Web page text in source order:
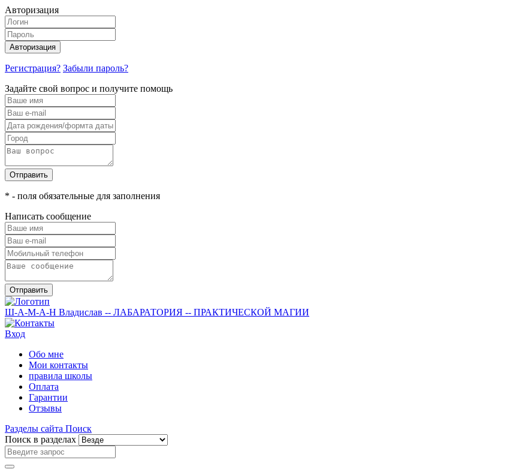
Авторизация
Авторизация
Регистрация? Забыли пароль?
Задайте свой вопрос и получите помощь
Отправить
* - поля обязательные для заполнения
Написать сообщение
Отправить
Ш-А-М-А-Н Владислав -- ЛАБАРАТОРИЯ -- ПРАКТИЧЕСКОЙ МАГИИ
Вход
Обо мне
Мои контакты
правила школы
Оплата
Гарантии
Отзывы
Разделы сайта Поиск
Поиск в разделах